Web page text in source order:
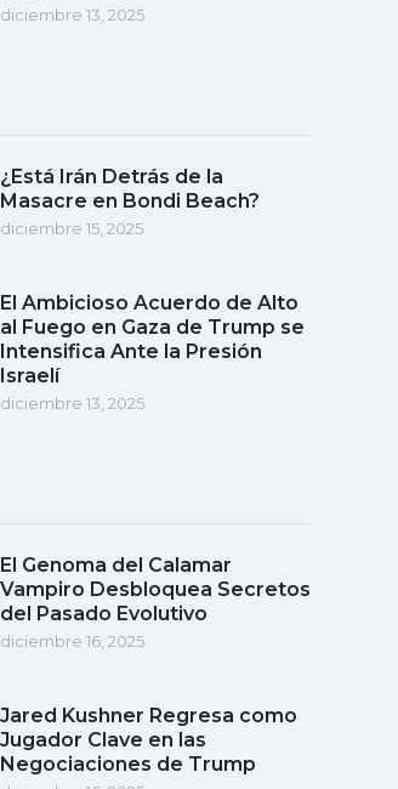
diciembre 13, 2025
¿Está Irán Detrás de la
Masacre en Bondi Beach?
diciembre 15, 2025
El Ambicioso Acuerdo de Alto
al Fuego en Gaza de Trump se
Intensifica Ante la Presión
Israelí
diciembre 13, 2025
El Genoma del Calamar
Vampiro Desbloquea Secretos
del Pasado Evolutivo
diciembre 16, 2025
Jared Kushner Regresa como
Jugador Clave en las
Negociaciones de Trump